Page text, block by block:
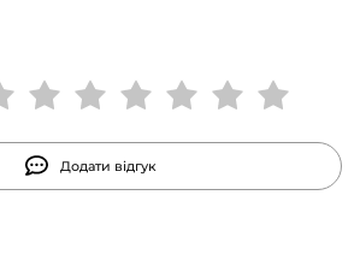
на тому, що всі ми маємо потенціал
дає нам рекомендації щодо
ефективності.
Додати відгук